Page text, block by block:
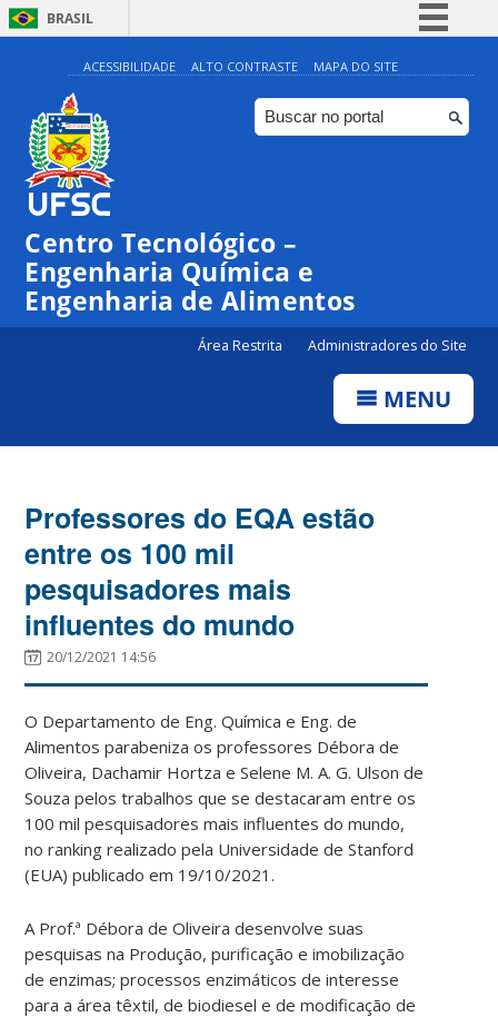
BRASIL
Simplifique!
Comunica BR
Participe
ACESSIBILIDADE ALTO CONTRASTE MAPA DO SITE
Centro Tecnológico –
Engenharia Química e
Engenharia de Alimentos
Área Restrita Administradores do Site
MENU
Professores do EQA estão
entre os 100 mil
pesquisadores mais
influentes do mundo
20/12/2021 14:56
O Departamento de Eng. Química e Eng. de
Alimentos parabeniza os professores Débora de
Oliveira, Dachamir Hortza e Selene M. A. G. Ulson de
Souza pelos trabalhos que se destacaram entre os
100 mil pesquisadores mais influentes do mundo,
no ranking realizado pela Universidade de Stanford
(EUA) publicado em 19/10/2021.
A Prof.ª Débora de Oliveira desenvolve suas
pesquisas na Produção, purificação e imobilização
de enzimas; processos enzimáticos de interesse
para a área têxtil, de biodiesel e de modificação de